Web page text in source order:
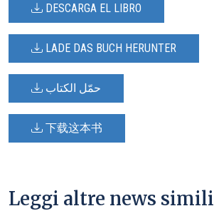
DESCARGA EL LIBRO
LADE DAS BUCH HERUNTER
حمّل الكتاب
下载这本书
Leggi altre news simili